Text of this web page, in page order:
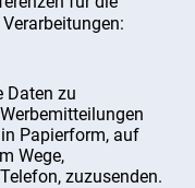
Daten zu
Papierform, auf
Wege,
zuzusenden.